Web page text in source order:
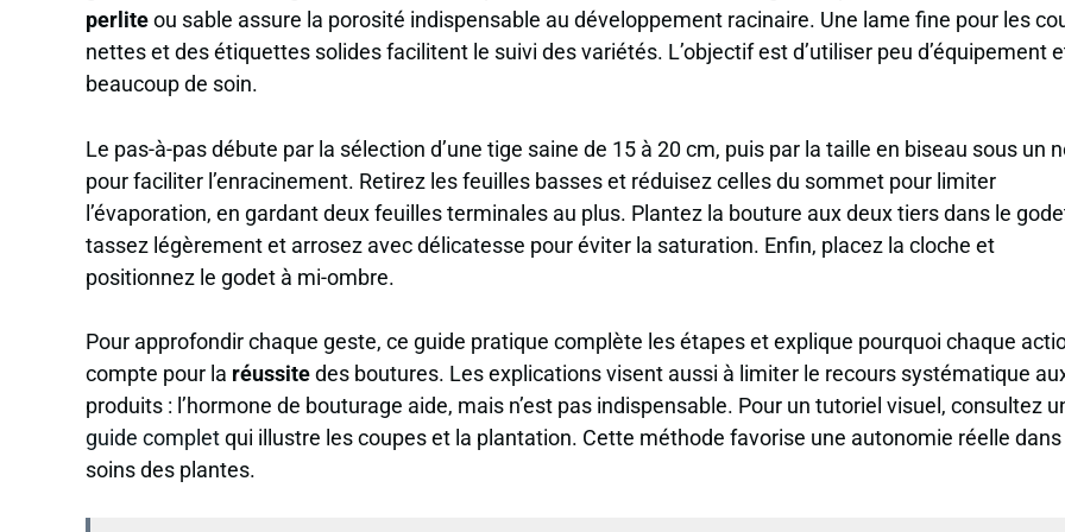
perliteou sable assure la porosité indispensable au développement racinaire. Une lame fine pour les
nettes et des étiquettes solides facilitent le suivi des variétés. L’objectif est d’utiliser peu d’équipement
beaucoup de soin.
Le pas-à-pas débute par la sélection d’une tige saine de 15 à 20 cm, puis par la taille en biseau sous un
pour faciliter l’enracinement. Retirez les feuilles basses et réduisez celles du sommet pour limiter
l’évaporation, en gardant deux feuilles terminales au plus. Plantez la bouture aux deux tiers dans le
tassez légèrement et arrosez avec délicatesse pour éviter la saturation. Enfin, placez la cloche et
positionnez le godet à mi-ombre.
Pour approfondir chaque geste, ce guide pratique complète les étapes et explique pourquoi chaque
compte pour la réussitedes boutures. Les explications visent aussi à limiter le recours systématique
produits : l’hormone de bouturage aide, mais n’est pas indispensable. Pour un tutoriel visuel, consultez
guide completqui illustre les coupes et la plantation. Cette méthode favorise une autonomie réelle
soins des plantes.